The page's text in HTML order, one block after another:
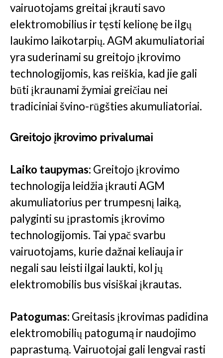
vairuotojams greitai įkrauti savo
elektromobilius ir tęsti kelionę be ilgų
laukimo laikotarpių. AGM akumuliatoriai
yra suderinami su greitojo įkrovimo
technologijomis, kas reiškia, kad jie gali
būti įkraunami žymiai greičiau nei
tradiciniai švino-rūgšties akumuliatoriai.
Greitojo įkrovimo privalumai
Laiko taupymas: Greitojo įkrovimo
technologija leidžia įkrauti AGM
akumuliatorius per trumpesnį laiką,
palyginti su įprastomis įkrovimo
technologijomis. Tai ypač svarbu
vairuotojams, kurie dažnai keliauja ir
negali sau leisti ilgai laukti, kol jų
elektromobilis bus visiškai įkrautas.
Patogumas: Greitasis įkrovimas padidina
elektromobilių patogumą ir naudojimo
paprastumą. Vairuotojai gali lengvai rasti